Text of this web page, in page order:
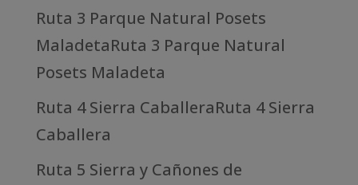
Ruta 3 Parque Natural Posets
MaladetaRuta 3 Parque Natural
Posets Maladeta
Ruta 4 Sierra CaballeraRuta 4 Sierra
Caballera
Ruta 5 Sierra y Cañones de